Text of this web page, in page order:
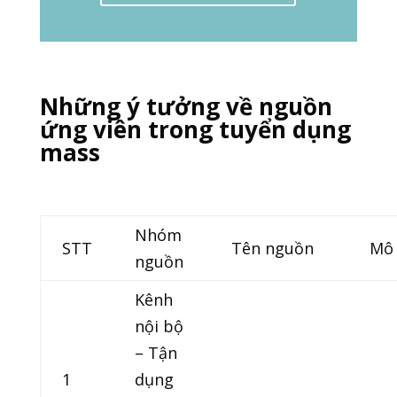
Những ý tưởng về nguồn
ứng viên trong tuyển dụng
mass
STT
Nhóm
nguồn
Tên nguồn
1
Kênh
nội bộ
– Tận
dụng